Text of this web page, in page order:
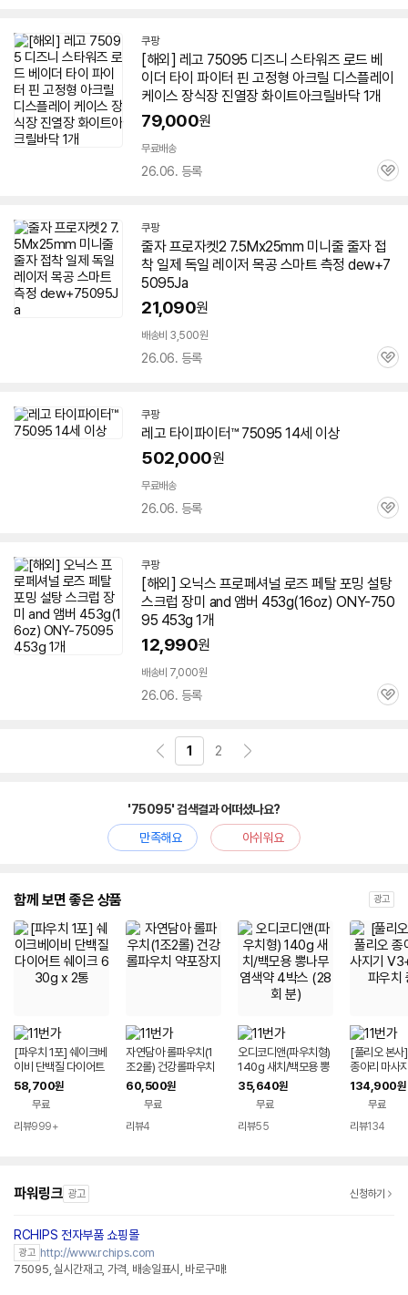
쿠팡
[해외] 레고 75095 디즈니 스타워즈 로드 베
이더 타이 파이터 핀 고정형 아크릴 디스플레이
케이스 장식장 진열장 화이트아크릴바닥 1개
79,000원
무료배송
26.06. 등록
관
쿠팡
줄자 프로자켓2 7.5Mx25mm 미니줄 줄자 접
착 일제 독일 레이저 목공 스마트 측정 dew+7
5095Ja
21,090원
배송비 3,500원
26.06. 등록
관
쿠팡
레고 타이파이터™ 75095 14세 이상
502,000원
무료배송
26.06. 등록
관
쿠팡
[해외] 오닉스 프로페셔널 로즈 페탈 포밍 설탕
스크럽 장미 and 앰버 453g(16oz) ONY-750
95 453g 1개
12,990원
배송비 7,000원
26.06. 등록
관
1 2
'75095' 검색결과 어떠셨나요?
만족해요
아쉬워요
함께 보면 좋은 상품 광고
[파우치 1포] 쉐이크베
이비 단백질 다이어트
쉐이크 630g x 2통
58,700원
무료
리뷰999+
자연담아 롤파우치(1
조2롤) 건강롤파우치
약포장지
60,500원
무료
리뷰4
오디코디앤(파우치형)
140g 새치/백모용 뽕
나무 염색약 4박스 (2
8회 분)
35,640원
무료
리뷰55
[풀리오 본사
종아리 마사
+풀리오 파
134,900원
무료
리뷰134
파워링크 광고 신청하기
RCHIPS 전자부품 쇼핑몰
광고 http://www.rchips.com
75095, 실시간재고, 가격, 배송일표시, 바로구매!